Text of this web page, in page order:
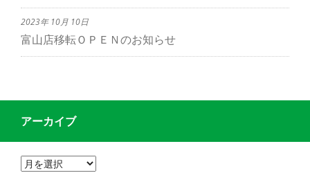
2023年 10月 10日
富山店移転ＯＰＥＮのお知らせ
アーカイブ